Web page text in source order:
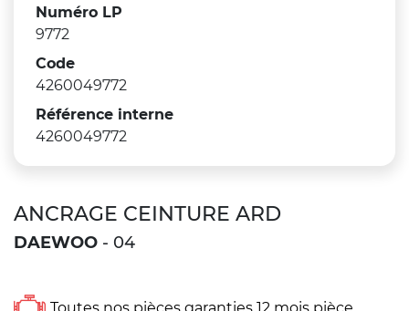
Numéro LP
9772
Code
4260049772
Référence interne
4260049772
ANCRAGE CEINTURE ARD
DAEWOO - 04